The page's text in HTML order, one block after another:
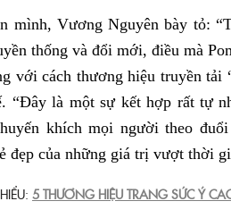
mình, Vương Nguyên bày tỏ:
thống và đổi mới, điều mà
với cách thương hiệu truyền tải
“Đây là một sự kết hợp rất tự
khích mọi người theo
đẹp của những giá trị vượt thời
5 THƯƠNG HIỆU TRANG SỨC Ý